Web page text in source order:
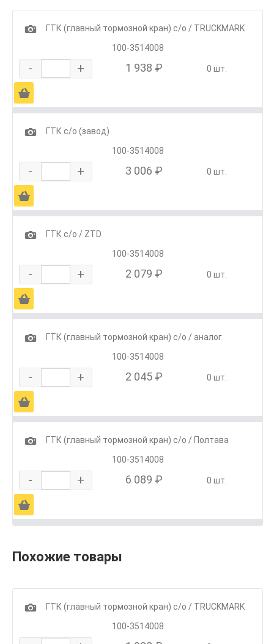
1
ГТК (главный тормозной кран) с/о / TRUCKMARK
100-3514008
- + 1 938 ₽ 0 шт.
Ä
1
ГТК с/о (завод)
100-3514008
- + 3 006 ₽ 0 шт.
Ä
1
ГТК с/о / ZTD
100-3514008
- + 2 079 ₽ 0 шт.
Ä
1
ГТК (главный тормозной кран) с/о / аналог
100-3514008
- + 2 045 ₽ 0 шт.
Ä
1
ГТК (главный тормозной кран) с/о / Полтава
100-3514008
- + 6 089 ₽ 0 шт.
Ä
Похожие товары
1
ГТК (главный тормозной кран) с/о / TRUCKMARK
100-3514008